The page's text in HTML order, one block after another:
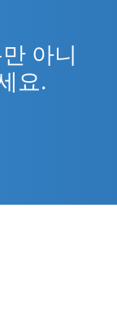
아니
요.